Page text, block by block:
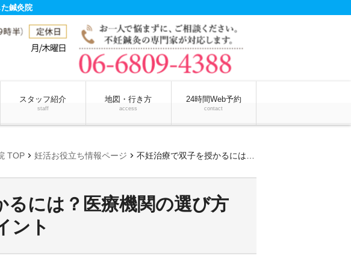
鍼灸院
スタッフ紹介
staff
地図・行き方
access
24時間Web予約
contact
TOP chevron_right 妊活お役立ち情報ページ chevron_right 不妊治療で双子を授かるには？医療機関の選び方と気を付けるべきポイント
るには？医療機関の選び方
ント